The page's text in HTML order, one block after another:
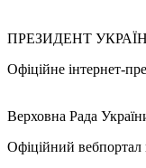
ПРЕЗИДЕНТ
Офіційне інтернет-
Верховна Рада
Офіційний вебпортал